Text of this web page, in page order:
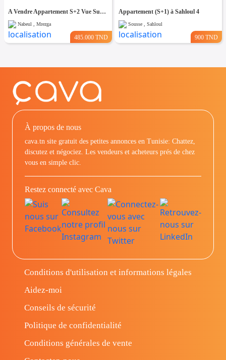
A Vendre Appartement S+2 Vue Sur Mer à AFH Mrezga, Nabeul
Nabeul , Mrezga
485.000 TND
Appartement (S+1) à Sahloul 4
Sousse , Sahloul
900 TND
À propos de nous
cava.tn site gratuit des petites annonces en Tunisie: Chattez,
discutez et négociez. Les vendeurs et acheteurs prés de chez
vous en simple clic.
Restez connecté avec Cava
Conditions d'utilisation et informations légales
Aidez-moi
Conseils de sécurité
Politique de confidentialité
Conditions générales de vente